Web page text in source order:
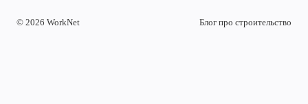
© 2026 WorkNet Блог про строительство